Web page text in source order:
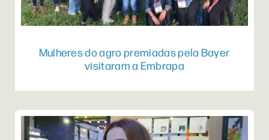
Mulheres do agro premiadas pela Bayer
visitaram a Embrapa